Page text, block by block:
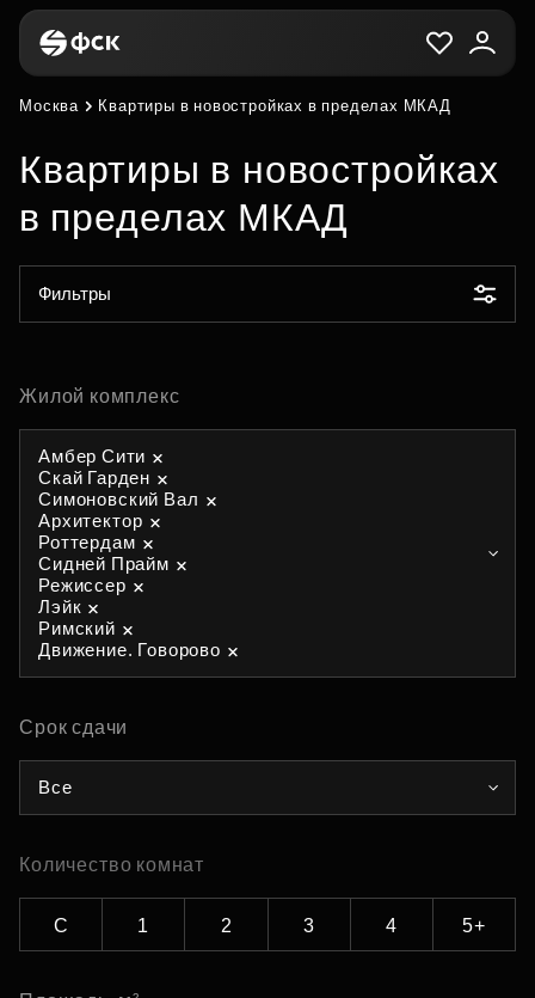
Москва Квартиры в новостройках в пределах МКАД
Квартиры в новостройках
в пределах МКАД
Фильтры
Жилой комплекс
Амбер Сити
Скай Гарден
Симоновский Вал
Архитектор
Роттердам
Сидней Прайм
Режиссер
Лэйк
Римский
Движение. Говорово
Срок сдачи
Все
Количество комнат
С 1 2 3 4 5+